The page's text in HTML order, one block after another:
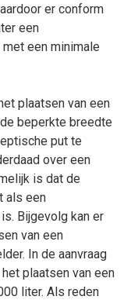
er conform
een
een minimale
plaatsen van een
beperkte breedte
put te
over een
is dat de
als een
Bijgevolg kan er
van een
In de aanvraag
plaatsen van een
liter. Als reden